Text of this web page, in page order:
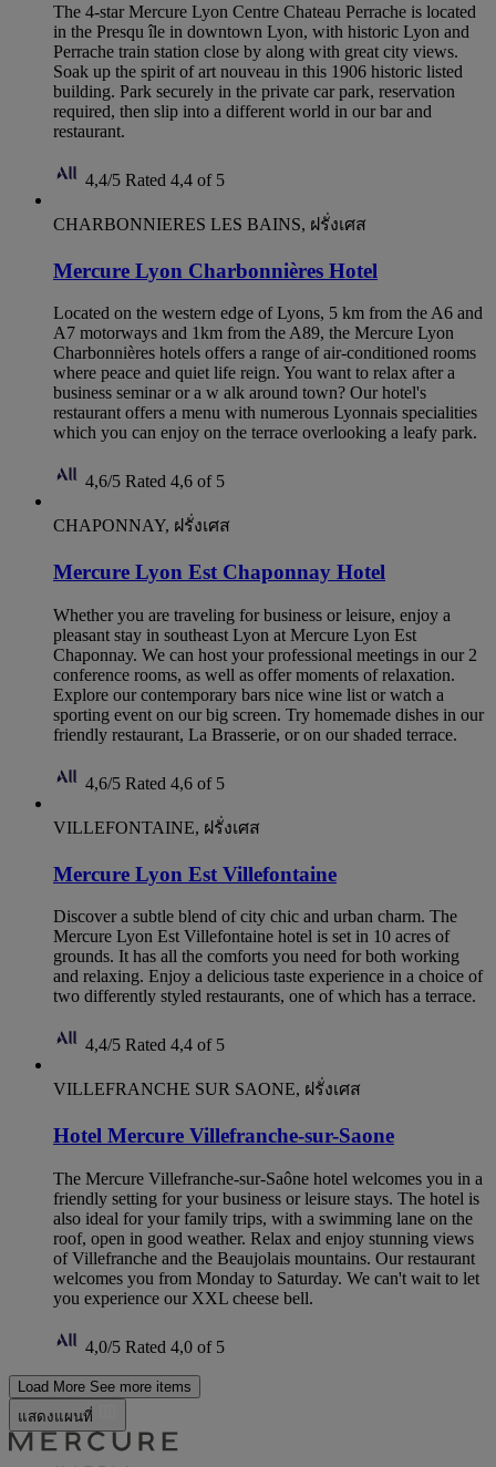
The 4-star Mercure Lyon Centre Chateau Perrache is located
in the Presqu île in downtown Lyon, with historic Lyon and
Perrache train station close by along with great city views.
Soak up the spirit of art nouveau in this 1906 historic listed
building. Park securely in the private car park, reservation
required, then slip into a different world in our bar and
restaurant.
4,4/5 Rated 4,4 of 5
CHARBONNIERES LES BAINS, ฝรั่งเศส
Mercure Lyon Charbonnières Hotel
Located on the western edge of Lyons, 5 km from the A6 and
A7 motorways and 1km from the A89, the Mercure Lyon
Charbonnières hotels offers a range of air-conditioned rooms
where peace and quiet life reign. You want to relax after a
business seminar or a w alk around town? Our hotel's
restaurant offers a menu with numerous Lyonnais specialities
which you can enjoy on the terrace overlooking a leafy park.
4,6/5 Rated 4,6 of 5
CHAPONNAY, ฝรั่งเศส
Mercure Lyon Est Chaponnay Hotel
Whether you are traveling for business or leisure, enjoy a
pleasant stay in southeast Lyon at Mercure Lyon Est
Chaponnay. We can host your professional meetings in our 2
conference rooms, as well as offer moments of relaxation.
Explore our contemporary bars nice wine list or watch a
sporting event on our big screen. Try homemade dishes in our
friendly restaurant, La Brasserie, or on our shaded terrace.
4,6/5 Rated 4,6 of 5
VILLEFONTAINE, ฝรั่งเศส
Mercure Lyon Est Villefontaine
Discover a subtle blend of city chic and urban charm. The
Mercure Lyon Est Villefontaine hotel is set in 10 acres of
grounds. It has all the comforts you need for both working
and relaxing. Enjoy a delicious taste experience in a choice of
two differently styled restaurants, one of which has a terrace.
4,4/5 Rated 4,4 of 5
VILLEFRANCHE SUR SAONE, ฝรั่งเศส
Hotel Mercure Villefranche-sur-Saone
The Mercure Villefranche-sur-Saône hotel welcomes you in a
friendly setting for your business or leisure stays. The hotel is
also ideal for your family trips, with a swimming lane on the
roof, open in good weather. Relax and enjoy stunning views
of Villefranche and the Beaujolais mountains. Our restaurant
welcomes you from Monday to Saturday. We can't wait to let
you experience our XXL cheese bell.
4,0/5 Rated 4,0 of 5
Load More See more items
แสดงแผนที่